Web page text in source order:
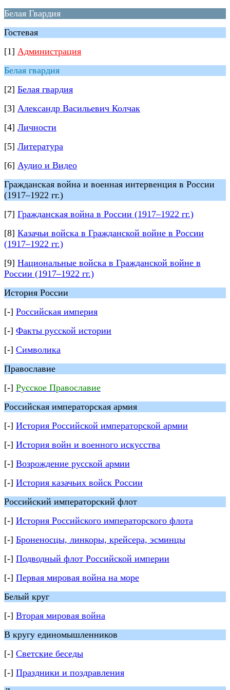
Белая Гвардия
Гостевая
[1] Администрация
Белая гвардия
[2] Белая гвардия
[3] Александр Васильевич Колчак
[4] Личности
[5] Литература
[6] Аудио и Видео
Гражданская война и военная интервенция в России
(1917–1922 гг.)
[7] Гражданская война в России (1917–1922 гг.)
[8] Казачьи войска в Гражданской войне в России
(1917–1922 гг.)
[9] Национальные войска в Гражданской войне в
России (1917–1922 гг.)
История России
[-] Российская империя
[-] Факты русской истории
[-] Символика
Православие
[-] Русское Православие
Российская императорская армия
[-] История Российской императорской армии
[-] История войн и военного искусства
[-] Возрождение русской армии
[-] История казачьих войск России
Российский императорский флот
[-] История Российского императорского флота
[-] Броненосцы, линкоры, крейсера, эсминцы
[-] Подводный флот Российской империи
[-] Первая мировая война на море
Белый круг
[-] Вторая мировая война
В кругу единомышленников
[-] Светские беседы
[-] Праздники и поздравления